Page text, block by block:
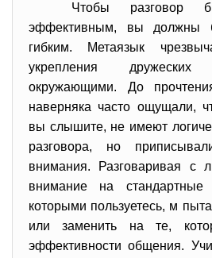
Чтобы разговор
эффективным, вы должны
гибким. Метаязык
укрепления
окружающими. До
наверняка часто ощущали,
вы слышите, не имеют
разговора, но
внимания. Разговаривая с
внимание на
которыми пользуетесь, м
или заменить на те,
эффективности общения.